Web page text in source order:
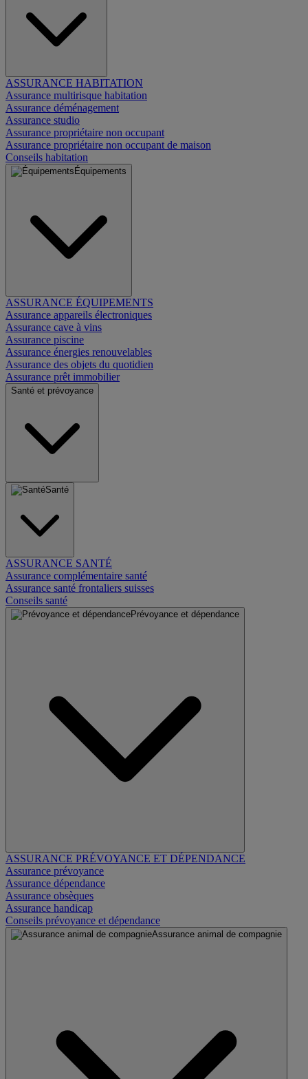
ASSURANCE HABITATION
Assurance multirisque habitation
Assurance déménagement
Assurance studio
Assurance propriétaire non occupant
Assurance propriétaire non occupant de maison
Conseils habitation
Équipements
ASSURANCE ÉQUIPEMENTS
Assurance appareils électroniques
Assurance cave à vins
Assurance piscine
Assurance énergies renouvelables
Assurance des objets du quotidien
Assurance prêt immobilier
Santé et prévoyance
Santé
ASSURANCE SANTÉ
Assurance complémentaire santé
Assurance santé frontaliers suisses
Conseils santé
Prévoyance et dépendance
ASSURANCE PRÉVOYANCE ET DÉPENDANCE
Assurance prévoyance
Assurance dépendance
Assurance obsèques
Assurance handicap
Conseils prévoyance et dépendance
Assurance animal de compagnie